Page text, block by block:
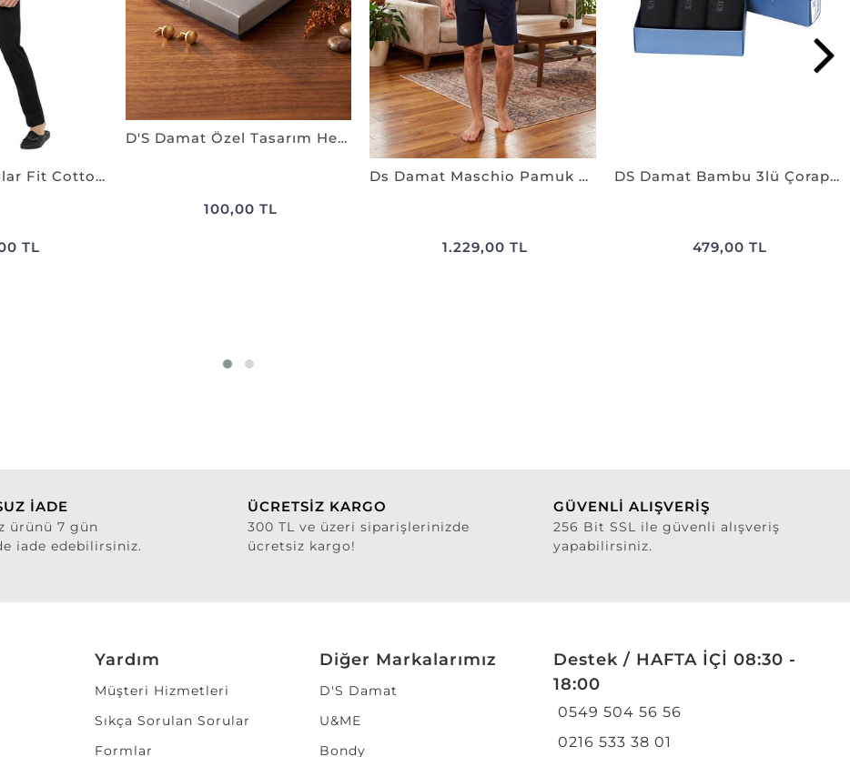
Ds Damat Regular Fit Cotton Pijama Takımı SİYAH
TL
D'S Damat Özel Tasarım Hediye ve Sunum Kutusu - 38x28x4 cm
100,00 TL
Ds Damat Maschio Pamuk Şort Takım LACİVERT
1.229,00 TL
DS Damat Bambu 3lü Çorap Set SİYAH
479,00 TL
İADE
ürünü 7 gün
iade edebilirsiniz.
ÜCRETSİZ KARGO
300 TL ve üzeri siparişlerinizde
ücretsiz kargo!
GÜVENLİ ALIŞVERİŞ
256 Bit SSL ile güvenli alışveriş
yapabilirsiniz.
Yardım
Müşteri Hizmetleri
Sıkça Sorulan Sorular
Formlar
Diğer Markalarımız
D'S Damat
U&ME
Bondy
Destek / HAFTA İÇİ 08:30 -
18:00
0549 504 56 56
0216 533 38 01